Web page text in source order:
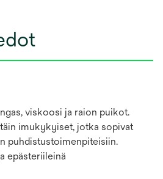
viskoosi ja raion puikot.
imukykyiset, jotka sopivat
puhdistustoimenpiteisiin.
epästeriileinä